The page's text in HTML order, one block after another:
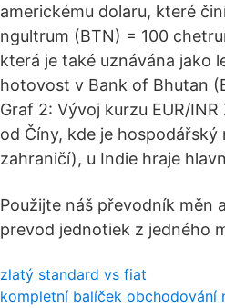
americkému dolaru, které
ngultrum (BTN) = 100
která je také uznávána jako
hotovost v Bank of Bhutan
Graf 2: Vývoj kurzu EUR/
od Číny, kde je
zahraničí), u Indie hraje
Použijte náš převodník měn
prevod jednotiek z jedného
zlatý standard vs fiat
kompletní balíček obchodování